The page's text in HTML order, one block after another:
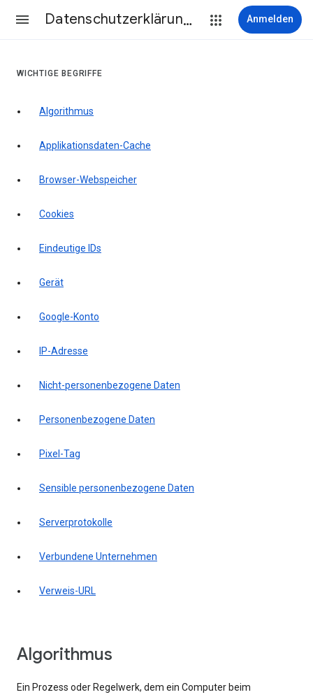
Datenschutzerklärung & Nutzungsbedingungen Anmelden
WICHTIGE BEGRIFFE
Algorithmus
Applikationsdaten-Cache
Browser-Webspeicher
Cookies
Eindeutige IDs
Gerät
Google-Konto
IP-Adresse
Nicht-personenbezogene Daten
Personenbezogene Daten
Pixel-Tag
Sensible personenbezogene Daten
Serverprotokolle
Verbundene Unternehmen
Verweis-URL
Algorithmus
Ein Prozess oder Regelwerk, dem ein Computer beim